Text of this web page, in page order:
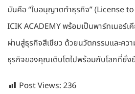
มันคือ “ใบอนุญาตทำธุรกิจ” (License
ICIK ACADEMY พร้อมเป็นพาร์ทเนอร์
ผ่านสู่ธุรกิจสีเขียว ด้วยนวัตกรรมและคว
ธุรกิจของคุณเติบโตไปพร้อมกับโลกที่ยั่ง
Post Views: 236